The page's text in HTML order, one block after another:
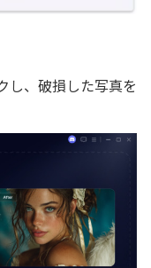
し、破損した写真を